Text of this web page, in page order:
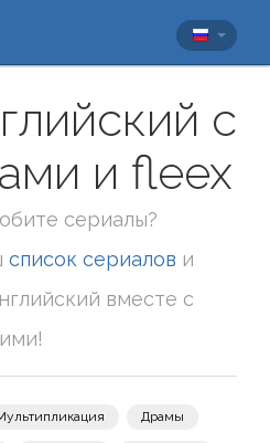
с
и fleex
сериалы?
список сериалов и
вместе с
Драмы